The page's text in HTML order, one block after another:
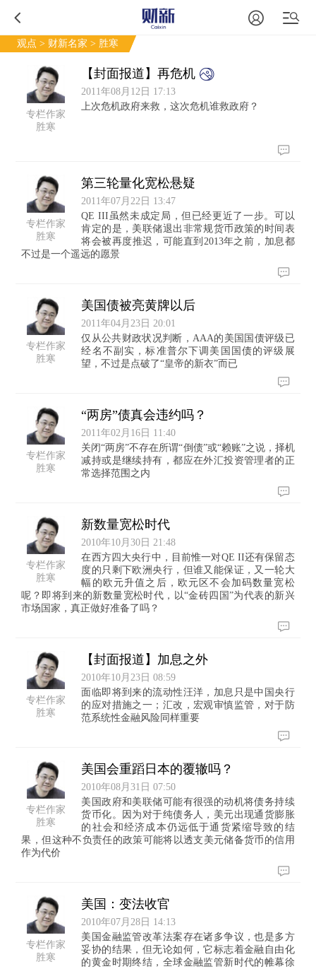
观点 > 财新名家 > 胜寒
专栏作家
胜寒
【封面报道】再危机
2011年08月12日 17:13
上次危机政府来救，这次危机谁救政府？
专栏作家
胜寒
第三轮量化宽松悬疑
2011年07月22日 13:47
QE III虽然未成定局，但已经更近了一步。可以
肯定的是，美联储退出非常规货币政策的时间表
将会被再度推迟，可能直到2013年之前，加息都
不过是一个遥远的愿景
专栏作家
胜寒
美国债被亮黄牌以后
2011年04月23日 20:01
仅从公共财政状况判断，AAA的美国国债评级已
经名不副实，标准普尔下调美国国债的评级展
望，不过是点破了“皇帝的新衣”而已
专栏作家
胜寒
“两房”债真会违约吗？
2011年02月16日 11:40
关闭“两房”不存在所谓“倒债”或“赖账”之说，择机
减持或是继续持有，都应在外汇投资管理者的正
常选择范围之内
专栏作家
胜寒
新数量宽松时代
2010年10月30日 21:48
在西方四大央行中，目前惟一对QE II还有保留态
度的只剩下欧洲央行，但谁又能保证，又一轮大
幅的欧元升值之后，欧元区不会加码数量宽松
呢？即将到来的新数量宽松时代，以“金砖四国”为代表的新兴
市场国家，真正做好准备了吗？
专栏作家
胜寒
【封面报道】加息之外
2010年10月23日 08:59
面临即将到来的流动性汪洋，加息只是中国央行
的应对措施之一；汇改，宏观审慎监管，对于防
范系统性金融风险同样重要
专栏作家
胜寒
美国会重蹈日本的覆辙吗？
2010年08月31日 07:50
美国政府和美联储可能有很强的动机将债务持续
货币化。因为对于纯债务人，美元出现通货膨胀
的社会和经济成本仍远低于通货紧缩导致的结
果，但这种不负责任的政策可能将以透支美元储备货币的信用
作为代价
专栏作家
胜寒
美国：变法收官
2010年07月28日 14:13
美国金融监管改革法案存在诸多争议，也是多方
妥协的结果，但无论如何，它标志着金融自由化
的黄金时期终结，全球金融监管新时代的帷幕徐